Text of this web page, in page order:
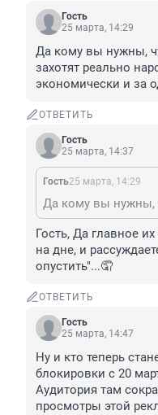
Гость
25 марта, 14:29
Да кому вы нужны,
захотят реально
экономически и за
ОТВЕТИТЬ
Гость
25 марта, 14:37
Гость25 марта, 14:29
Гость, Да главное
на дне, и
опустить"...🤦
ОТВЕТИТЬ
Гость
25 марта, 14:47
Ну и кто теперь
блокировки с 20
Аудитория там
просмотры этой